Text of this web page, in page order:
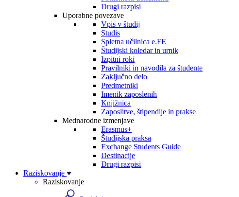
Drugi razpisi
Uporabne povezave
Vpis v študij
Studis
Spletna učilnica e.FE
Študijski koledar in urnik
Izpitni roki
Pravilniki in navodila za študente
Zaključno delo
Predmetniki
Imenik zaposlenih
Knjižnica
Zaposlitve, štipendije in prakse
Mednarodne izmenjave
Erasmus+
Študijska praksa
Exchange Students Guide
Destinacije
Drugi razpisi
Raziskovanje
Raziskovanje